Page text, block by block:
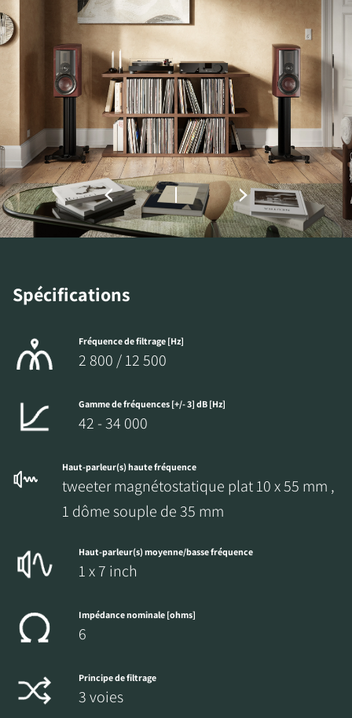
Spécifications
Fréquence de filtrage [Hz]
2 800 / 12 500
Gamme de fréquences [+/- 3] dB [Hz]
42 - 34 000
Haut-parleur(s) haute fréquence
tweeter magnétostatique plat 10 x 55 mm ,
1 dôme souple de 35 mm
Haut-parleur(s) moyenne/basse fréquence
1 x 7 inch
Impédance nominale [ohms]
6
Principe de filtrage
3 voies